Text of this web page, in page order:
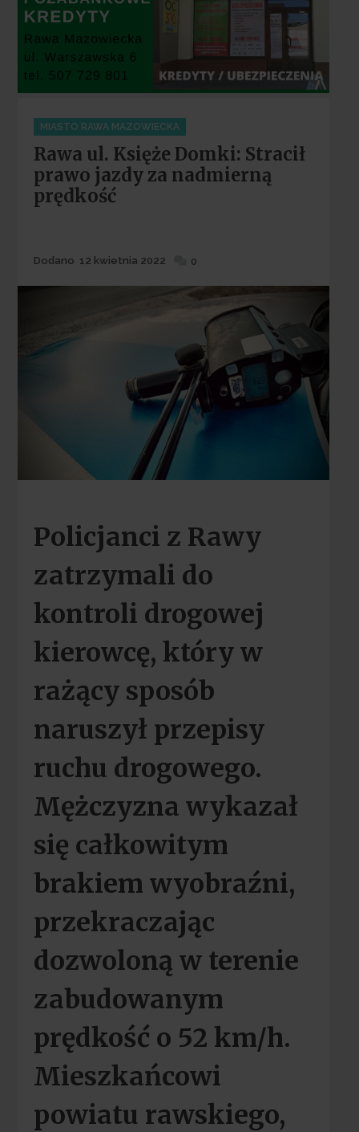
Categories
MIASTO RAWA MAZOWIECKA
Rawa ul. Księże Domki: Stracił
prawo jazdy za nadmierną
prędkość
Dodane
Dodano 12 kwietnia 2022 0
Policjanci z Rawy
zatrzymali do
kontroli drogowej
kierowcę, który w
rażący sposób
naruszył przepisy
ruchu drogowego.
Mężczyzna wykazał
się całkowitym
brakiem wyobraźni,
przekraczając
dozwoloną w terenie
zabudowanym
prędkość o 52 km/h.
Mieszkańcowi
powiatu rawskiego,